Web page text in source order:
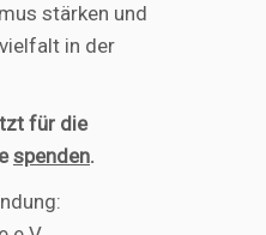
stärken und
in der
für die
spenden.